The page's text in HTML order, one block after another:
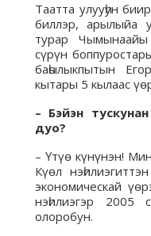
Таатта улууһун
биллэр, арылыйа
турар Чымынаайы
сүрүн
баһылыкпытын
кытары 5 кылаас
– Бэйэн
дуо?
– Үтүө күнүнэн!
Күөл
экономическай
нэһилиэгэр 2005
олоробун.